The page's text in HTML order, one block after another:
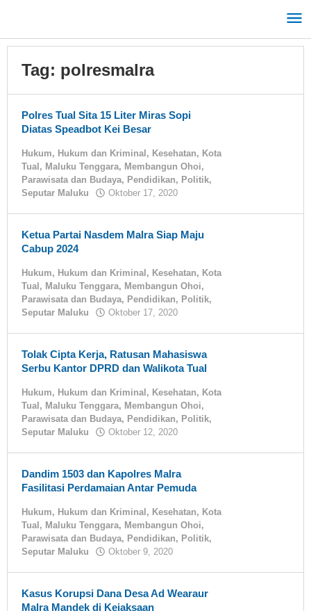
konten
Tag: polresmalra
Polres Tual Sita 15 Liter Miras Sopi
Diatas Speadbot Kei Besar
Hukum, Hukum dan Kriminal , Kesehatan, Kota
Tual , Maluku Tenggara, Membangun Ohoi,
Parawisata dan Budaya, Pendidikan, Politik,
Seputar Maluku
Oktober 17, 2020
Ketua Partai Nasdem Malra Siap Maju
Cabup 2024
Hukum, Hukum dan Kriminal , Kesehatan, Kota
Tual , Maluku Tenggara, Membangun Ohoi,
Parawisata dan Budaya, Pendidikan, Politik,
Seputar Maluku
Oktober 17, 2020
Tolak Cipta Kerja, Ratusan Mahasiswa
Serbu Kantor DPRD dan Walikota Tual
Hukum, Hukum dan Kriminal , Kesehatan, Kota
Tual , Maluku Tenggara, Membangun Ohoi,
Parawisata dan Budaya, Pendidikan, Politik,
Seputar Maluku
Oktober 12, 2020
Dandim 1503 dan Kapolres Malra
Fasilitasi Perdamaian Antar Pemuda
Hukum, Hukum dan Kriminal , Kesehatan, Kota
Tual , Maluku Tenggara, Membangun Ohoi,
Parawisata dan Budaya, Pendidikan, Politik,
Seputar Maluku
Oktober 9, 2020
Kasus Korupsi Dana Desa Ad Wearaur
Malra Mandek di Kejaksaan